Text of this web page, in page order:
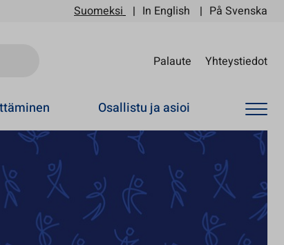
Suomeksi In English På Svenska
Palaute Yhteystiedot
Osallistu ja asioi